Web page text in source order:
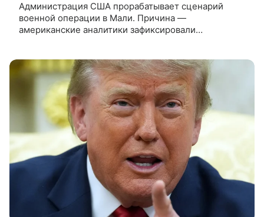
Администрация США прорабатывает сценарий
военной операции в Мали. Причина —
американские аналитики зафиксировали
высказал Андрей Кортунов, политолог и эксперт
Международного клуба «Валдай».